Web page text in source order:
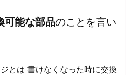
可能な部品のことを言い
とは 書けなくなった時に交換